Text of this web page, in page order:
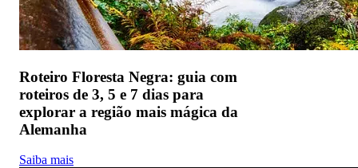
Roteiro Floresta Negra: guia com
roteiros de 3, 5 e 7 dias para
explorar a região mais mágica da
Alemanha
Saiba mais